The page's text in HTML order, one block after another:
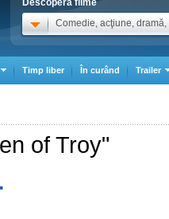
Descoperă filme
Comedie, acţiune, dramă,
Timp liber În curând Trailer
of Troy"